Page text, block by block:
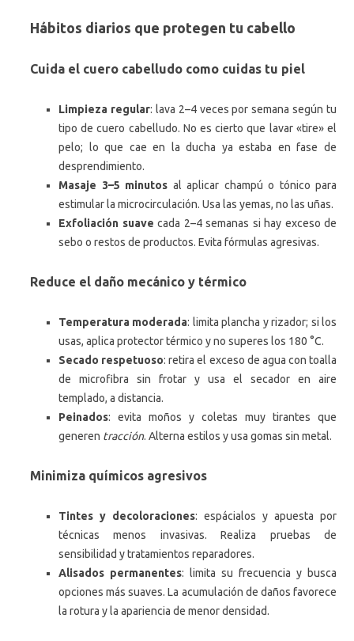
Hábitos diarios que protegen tu cabello
Cuida el cuero cabelludo como cuidas tu piel
Limpieza regular: lava 2–4 veces por semana según tu
tipo de cuero cabelludo. No es cierto que lavar «tire» el
pelo; lo que cae en la ducha ya estaba en fase de
desprendimiento.
Masaje 3–5 minutos al aplicar champú o tónico para
estimular la microcirculación. Usa las yemas, no las uñas.
Exfoliación suave cada 2–4 semanas si hay exceso de
sebo o restos de productos. Evita fórmulas agresivas.
Reduce el daño mecánico y térmico
Temperatura moderada: limita plancha y rizador; si los
usas, aplica protector térmico y no superes los 180 °C.
Secado respetuoso: retira el exceso de agua con toalla
de microfibra sin frotar y usa el secador en aire
templado, a distancia.
Peinados: evita moños y coletas muy tirantes que
generen tracción. Alterna estilos y usa gomas sin metal.
Minimiza químicos agresivos
Tintes y decoloraciones: espácialos y apuesta por
técnicas menos invasivas. Realiza pruebas de
sensibilidad y tratamientos reparadores.
Alisados permanentes: limita su frecuencia y busca
opciones más suaves. La acumulación de daños favorece
la rotura y la apariencia de menor densidad.